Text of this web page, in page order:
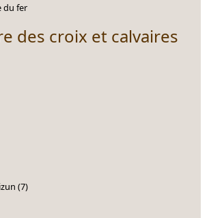
du fer
des croix et calvaires
(7)